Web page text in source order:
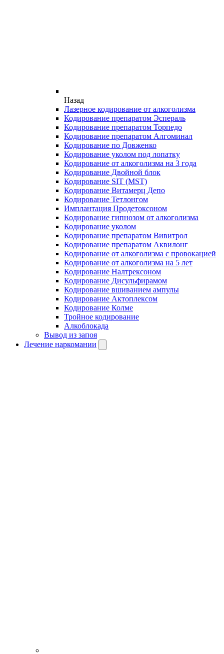
Назад
Лазерное кодирование от алкоголизма
Кодирование препаратом Эспераль
Кодирование препаратом Торпедо
Кодирование препаратом Алгоминал
Кодирование по Довженко
Кодирование уколом под лопатку
Кодирование от алкоголизма на 3 года
Кодирование Двойной блок
Кодирование SIT (MST)
Кодирование Витамерц Депо
Кодирование Тетлонгом
Имплантация Продетоксоном
Кодирование гипнозом от алкоголизма
Кодирование уколом
Кодирование препаратом Вивитрол
Кодирование препаратом Аквилонг
Кодирование от алкоголизма с провокацией
Кодирование от алкоголизма на 5 лет
Кодирование Налтрексоном
Кодирование Дисульфирамом
Кодирование вшиванием ампулы
Кодирование Актоплексом
Кодирование Колме
Тройное кодирование
Алкоблокада
Вывод из запоя
Лечение наркомании